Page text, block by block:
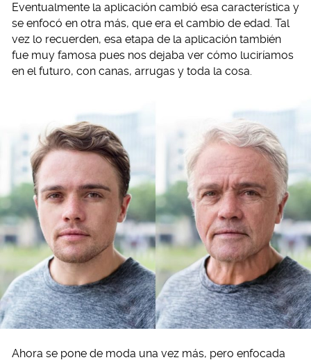
Eventualmente la aplicación cambió esa característica y
se enfocó en otra más, que era el cambio de edad. Tal
vez lo recuerden, esa etapa de la aplicación también
fue muy famosa pues nos dejaba ver cómo luciríamos
en el futuro, con canas, arrugas y toda la cosa.
Ahora se pone de moda una vez más, pero enfocada